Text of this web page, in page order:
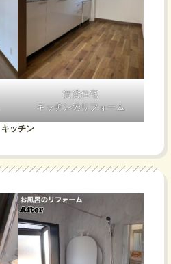
賃貸住宅
キッチンのリフォーム
キッチン